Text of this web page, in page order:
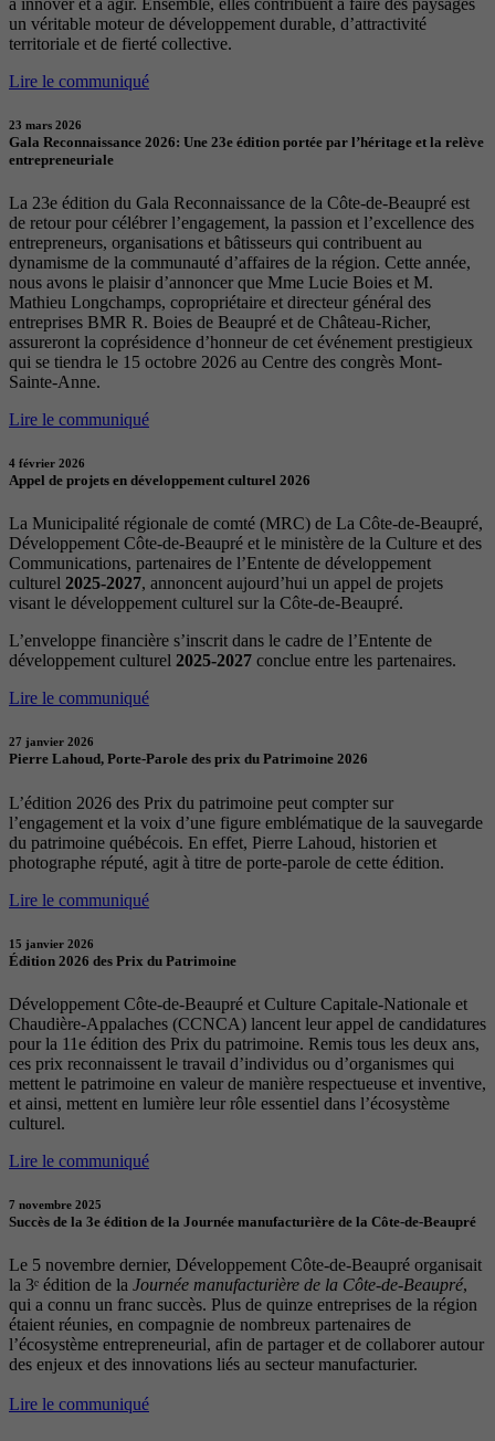
un véritable moteur de développement durable, d’attractivité
territoriale et de fierté collective.
Lire le communiqué
23 mars 2026
Gala Reconnaissance 2026: Une 23e édition portée par l’héritage et la relève
entrepreneuriale
La 23e édition du Gala Reconnaissance de la Côte-de-Beaupré est
de retour pour célébrer l’engagement, la passion et l’excellence des
entrepreneurs, organisations et bâtisseurs qui contribuent au
dynamisme de la communauté d’affaires de la région. Cette année,
nous avons le plaisir d’annoncer que Mme Lucie Boies et M.
Mathieu Longchamps, copropriétaire et directeur général des
entreprises BMR R. Boies de Beaupré et de Château-Richer,
assureront la coprésidence d’honneur de cet événement prestigieux
qui se tiendra le 15 octobre 2026 au Centre des congrès Mont-
Sainte-Anne.
Lire le communiqué
4 février 2026
Appel de projets en développement culturel 2026
La Municipalité régionale de comté (MRC) de La Côte-de-Beaupré,
Développement Côte-de-Beaupré et le ministère de la Culture et des
Communications, partenaires de l’Entente de développement
culturel 2025-2027, annoncent aujourd’hui un appel de projets
visant le développement culturel sur la Côte-de-Beaupré.
L’enveloppe financière s’inscrit dans le cadre de l’Entente de
développement culturel 2025-2027 conclue entre les partenaires.
Lire le communiqué
27 janvier 2026
Pierre Lahoud, Porte-Parole des prix du Patrimoine 2026
L’édition 2026 des Prix du patrimoine peut compter sur
l’engagement et la voix d’une figure emblématique de la sauvegarde
du patrimoine québécois. En effet, Pierre Lahoud, historien et
photographe réputé, agit à titre de porte-parole de cette édition.
Lire le communiqué
15 janvier 2026
Édition 2026 des Prix du Patrimoine
Développement Côte-de-Beaupré et Culture Capitale-Nationale et
Chaudière-Appalaches (CCNCA) lancent leur appel de candidatures
pour la 11e édition des Prix du patrimoine. Remis tous les deux ans,
ces prix reconnaissent le travail d’individus ou d’organismes qui
mettent le patrimoine en valeur de manière respectueuse et inventive,
et ainsi, mettent en lumière leur rôle essentiel dans l’écosystème
culturel.
Lire le communiqué
7 novembre 2025
Succès de la 3e édition de la Journée manufacturière de la Côte-de-Beaupré
Le 5 novembre dernier, Développement Côte-de-Beaupré organisait
la 3ᵉ édition de la Journée manufacturière de la Côte-de-Beaupré,
qui a connu un franc succès. Plus de quinze entreprises de la région
étaient réunies, en compagnie de nombreux partenaires de
l’écosystème entrepreneurial, afin de partager et de collaborer autour
des enjeux et des innovations liés au secteur manufacturier.
Lire le communiqué